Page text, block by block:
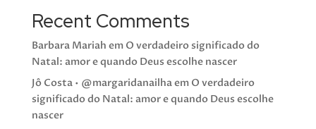
Recent Comments
Barbara Mariah em O verdadeiro significado do
Natal: amor e quando Deus escolhe nascer
Jô Costa • @margaridanailhaem O verdadeiro
significado do Natal: amor e quando Deus escolhe
nascer